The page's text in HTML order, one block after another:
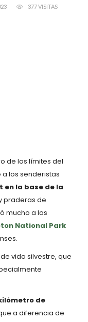
377 VISITAS
de los límites del
a los senderistas
la base de la
praderas de
mucho a los
National Park
vida silvestre, que
de
a diferencia de